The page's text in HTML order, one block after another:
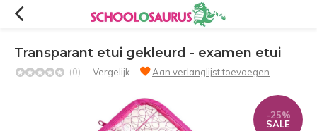
Transparant etui gekleurd - examen etui
(0) Vergelijk Aan verlanglijst toevoegen
-25%
SALE